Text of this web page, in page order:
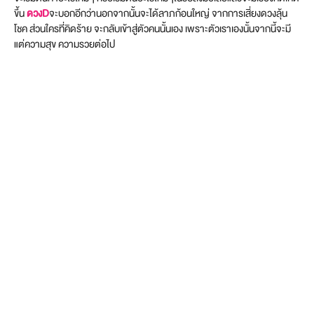
ขึ้นดวงDจะบอกอีกว่านอกจากนั้นจะได้ลาภก้อนใหญ่ จากการเสี่ยงดวงลุ้น
โชค ส่วนใครที่คิดร้าย จะกลับเข้าสู่ตัวคนนั้นเอง เพราะตัวเราเองนั้นจากนี้จะมี
แต่ความสุข ความรวยต่อไป